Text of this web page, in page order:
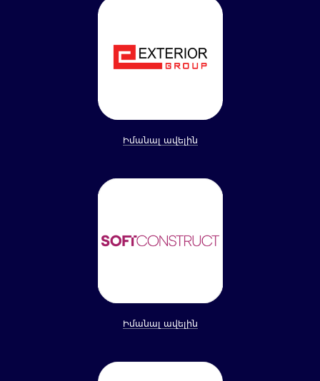
Իմանալ ավելին
Իմանալ ավելին